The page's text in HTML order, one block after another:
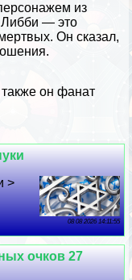
из
Либби — это
Он сказал,
он фанат
>
08 08 2026 14:11:55
очков 27